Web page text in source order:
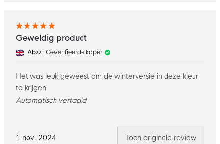
1 nov. 2024
Geweldig product
Abzz Geverifieerde koper
Het was leuk geweest om de winterversie in deze kleur
te krijgen
Automatisch vertaald
Toon originele review